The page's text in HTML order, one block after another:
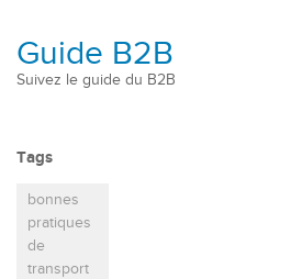
Guide B2B
Suivez le guide du B2B
Tags
bonnes
pratiques
de
transport